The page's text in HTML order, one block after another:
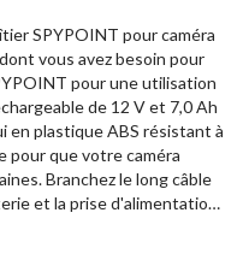
SPYPOINT pour caméra
vous avez besoin pour
pour une utilisation
de 12 V et 7,0 Ah
en plastique ABS résistant à
pour que votre caméra
Branchez le long câble
et la prise d'alimentation